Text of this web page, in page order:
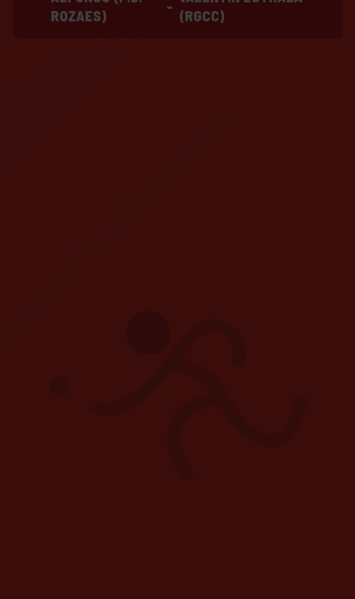
ROZAES)
-
(RGCC)